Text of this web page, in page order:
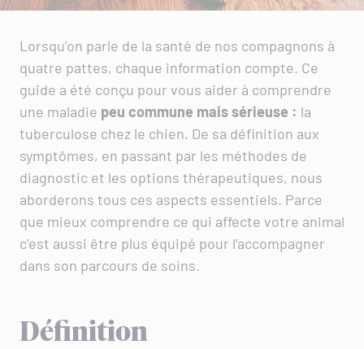
Lorsqu’on parle de la santé de nos compagnons à
quatre pattes, chaque information compte. Ce
guide a été conçu pour vous aider à comprendre
une maladie peu commune mais sérieuse : la
tuberculose chez le chien. De sa définition aux
symptômes, en passant par les méthodes de
diagnostic et les options thérapeutiques, nous
aborderons tous ces aspects essentiels. Parce
que mieux comprendre ce qui affecte votre animal
c’est aussi être plus équipé pour l’accompagner
dans son parcours de soins.
Définition